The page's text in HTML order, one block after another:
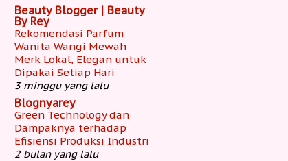
Beauty Blogger | Beauty
By Rey
Rekomendasi Parfum
Wanita Wangi Mewah
Merk Lokal, Elegan untuk
Dipakai Setiap Hari
3 minggu yang lalu
Blognyarey
Green Technology dan
Dampaknya terhadap
Efisiensi Produksi Industri
2 bulan yang lalu